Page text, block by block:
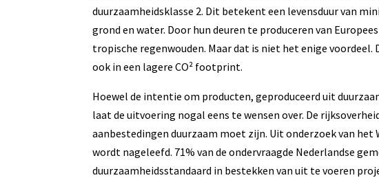
duurzaamheidsklasse 2. Dit betekent een levensduur van
grond en water. Door hun deuren te produceren van
tropische regenwouden. Maar dat is niet het enige
ook in een lagere CO² footprint.
Hoewel de intentie om producten, geproduceerd uit
laat de uitvoering nogal eens te wensen over. De
aanbestedingen duurzaam moet zijn. Uit onderzoek van
wordt nageleefd. 71% van de ondervraagde Nederlandse
duurzaamheidsstandaard in bestekken van uit te voeren